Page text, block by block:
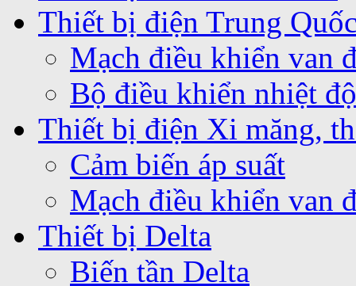
Thiết bị điện Trung
Mạch điều khiển van
Bộ điều khiển nhiệt
Thiết bị điện Xi măng,
Cảm biến áp suất
Mạch điều khiển van
Thiết bị Delta
Biến tần Delta